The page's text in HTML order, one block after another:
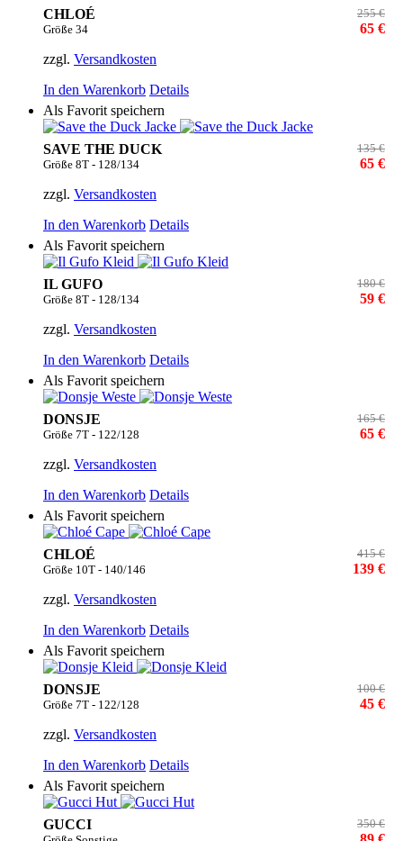
CHLOÉ
Größe 34
255 €
65 €
zzgl. Versandkosten
In den Warenkorb Details
Als Favorit speichern
SAVE THE DUCK
Größe 8T - 128/134
135 €
65 €
zzgl. Versandkosten
In den Warenkorb Details
Als Favorit speichern
IL GUFO
Größe 8T - 128/134
180 €
59 €
zzgl. Versandkosten
In den Warenkorb Details
Als Favorit speichern
DONSJE
Größe 7T - 122/128
165 €
65 €
zzgl. Versandkosten
In den Warenkorb Details
Als Favorit speichern
CHLOÉ
Größe 10T - 140/146
415 €
139 €
zzgl. Versandkosten
In den Warenkorb Details
Als Favorit speichern
DONSJE
Größe 7T - 122/128
100 €
45 €
zzgl. Versandkosten
In den Warenkorb Details
Als Favorit speichern
GUCCI 350 €